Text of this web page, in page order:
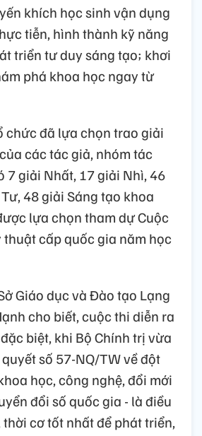
khích học sinh vận dụng
tiễn, hình thành kỹ năng
triển tư duy sáng tạo; khơi
phá khoa học ngay từ
chức đã lựa chọn trao giải
các tác giả, nhóm tác
7 giải Nhất, 17 giải Nhì, 46
48 giải Sáng tạo khoa
lựa chọn tham dự Cuộc
cấp quốc gia năm học
Giáo dục và Đào tạo Lạng
cho biết, cuộc thi diễn ra
biệt, khi Bộ Chính trị vừa
số 57-NQ/TW về đột
học, công nghệ, đổi mới
đổi số quốc gia - là điều
cơ tốt nhất để phát triển,